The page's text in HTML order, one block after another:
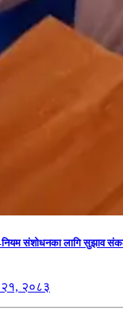
संशोधनका लागि सुझाव
२१, २०८३